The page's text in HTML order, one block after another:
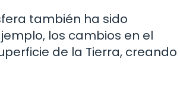
también ha sido
los cambios en el
de la Tierra, creando